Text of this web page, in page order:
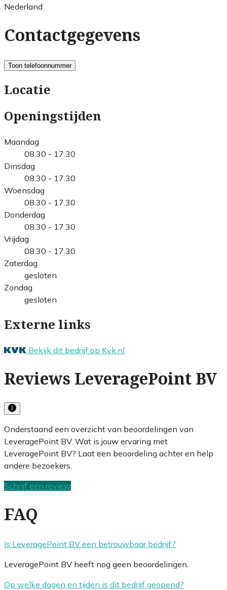
Nederland
Contactgegevens
Toon telefoonnummer
Locatie
Openingstijden
Maandag
08.30 - 17.30
Dinsdag
08.30 - 17.30
Woensdag
08.30 - 17.30
Donderdag
08.30 - 17.30
Vrijdag
08.30 - 17.30
Zaterdag
gesloten
Zondag
gesloten
Externe links
Bekijk dit bedrijf op Kvk.nl
Reviews LeveragePoint BV
Onderstaand een overzicht van beoordelingen van
LeveragePoint BV. Wat is jouw ervaring met
LeveragePoint BV? Laat een beoordeling achter en help
andere bezoekers.
Schrijf een review
FAQ
Is LeveragePoint BV een betrouwbaar bedrijf?
LeveragePoint BV heeft nog geen beoordelingen.
Op welke dagen en tijden is dit bedrijf geopend?